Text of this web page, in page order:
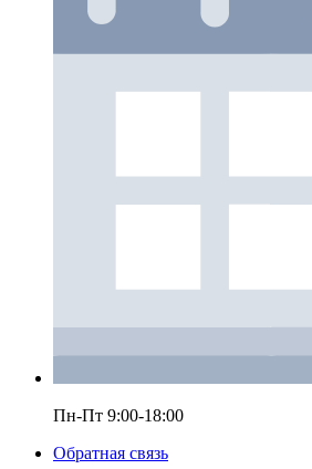
Пн-Пт 9:00-18:00
Обратная связь